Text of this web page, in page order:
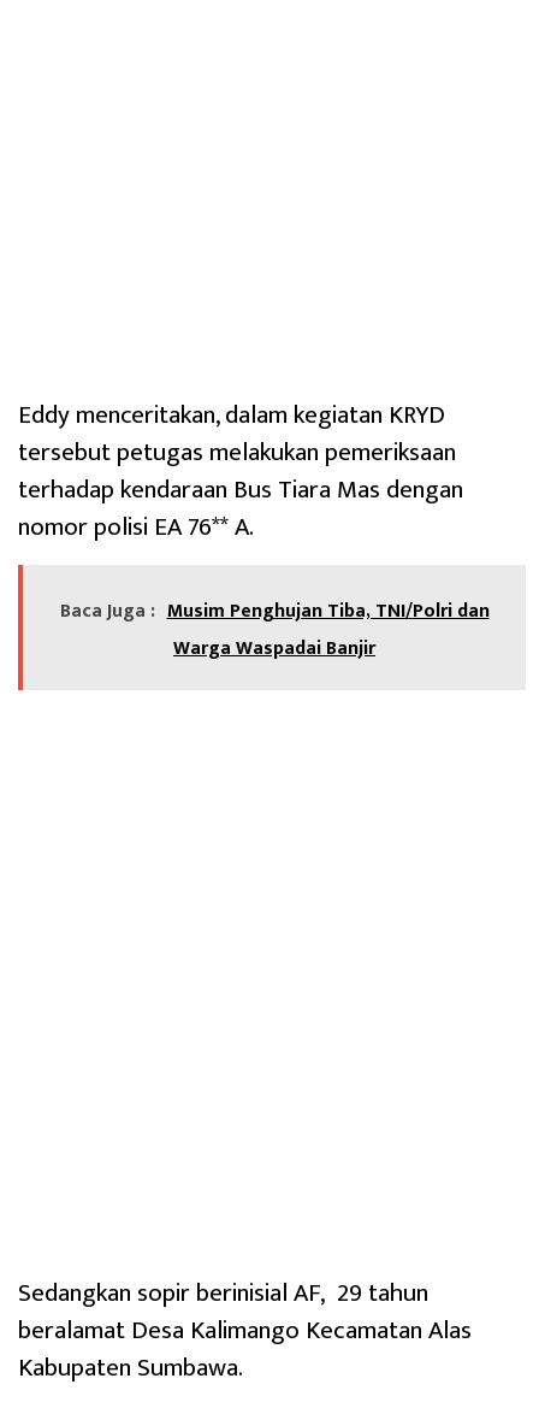
Eddy menceritakan, dalam kegiatan KRYD
tersebut petugas melakukan pemeriksaan
terhadap kendaraan Bus Tiara Mas dengan
nomor polisi EA 76** A.
Baca Juga : Musim Penghujan Tiba, TNI/Polri dan
Warga Waspadai Banjir
Sedangkan sopir berinisial AF, 29 tahun
beralamat Desa Kalimango Kecamatan Alas
Kabupaten Sumbawa.